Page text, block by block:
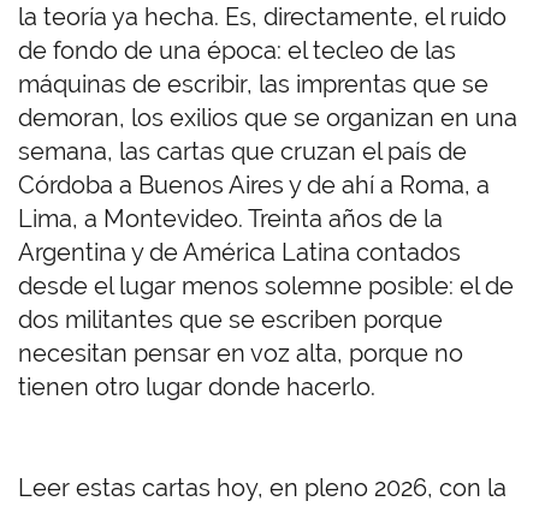
la teoría ya hecha. Es, directamente, el ruido
de fondo de una época: el tecleo de las
máquinas de escribir, las imprentas que se
demoran, los exilios que se organizan en una
semana, las cartas que cruzan el país de
Córdoba a Buenos Aires y de ahí a Roma, a
Lima, a Montevideo. Treinta años de la
Argentina y de América Latina contados
desde el lugar menos solemne posible: el de
dos militantes que se escriben porque
necesitan pensar en voz alta, porque no
tienen otro lugar donde hacerlo.
Leer estas cartas hoy, en pleno 2026, con la